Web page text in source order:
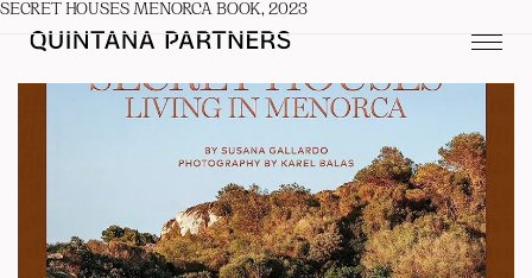
SECRET HOUSES MENORCA BOOK, 2023